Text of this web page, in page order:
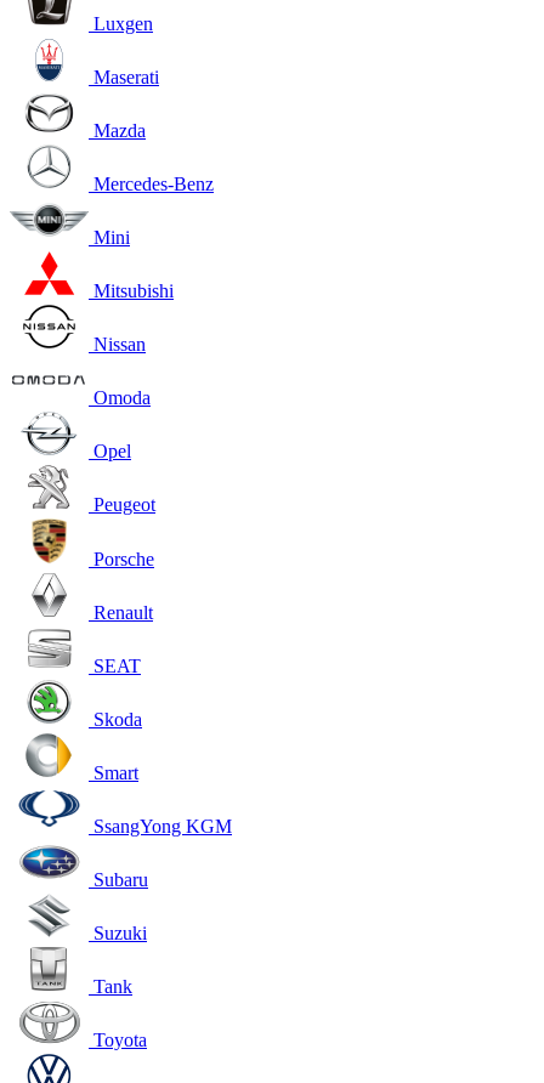
Luxgen
Maserati
Mazda
Mercedes-Benz
Mini
Mitsubishi
Nissan
Omoda
Opel
Peugeot
Porsche
Renault
SEAT
Skoda
Smart
SsangYong KGM
Subaru
Suzuki
Tank
Toyota